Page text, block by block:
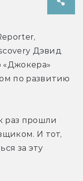
Дэвид
«Джокера»
по развитию
раз прошли
И тот,
за эту